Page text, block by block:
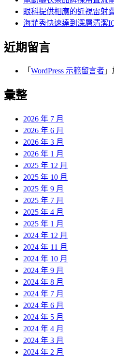
眼科提供相應的近視雷射
海菲秀快速達到深層清潔
近期留言
「 WordPress 示範留言者
彙整
2026 年 7 月
2026 年 6 月
2026 年 3 月
2026 年 1 月
2025 年 12 月
2025 年 10 月
2025 年 9 月
2025 年 7 月
2025 年 4 月
2025 年 1 月
2024 年 12 月
2024 年 11 月
2024 年 10 月
2024 年 9 月
2024 年 8 月
2024 年 7 月
2024 年 6 月
2024 年 5 月
2024 年 4 月
2024 年 3 月
2024 年 2 月